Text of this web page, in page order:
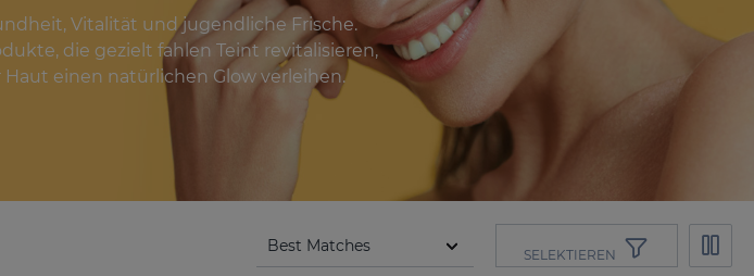
Vitalität und jugendliche Frische.
die gezielt fahlen Teint revitalisieren,
einen natürlichen Glow verleihen.
SELEKTIEREN